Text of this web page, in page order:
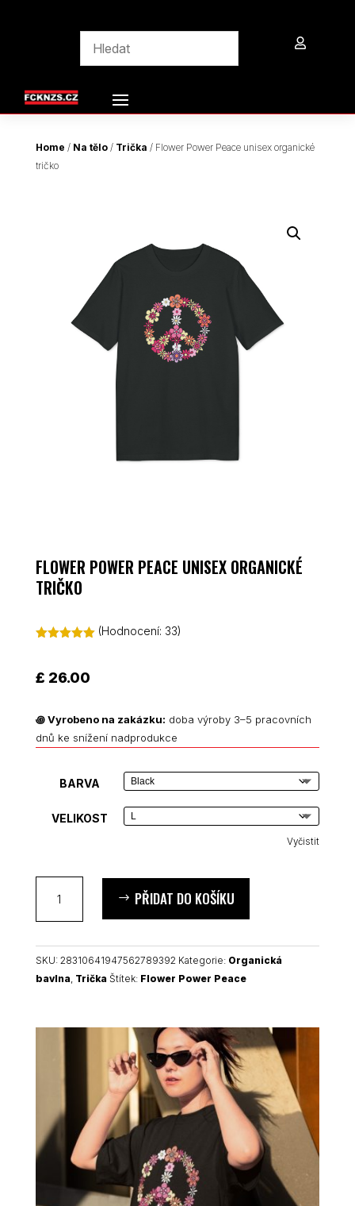

Home / Na tělo/ Trička / Flower Power Peace unisex organické
tričko
FLOWER POWER PEACE UNISEX ORGANICKÉ
TRIČKO
základě
hodnocení
(Hodnocení: 33)
£ 26.00
꩜Vyrobeno na zakázku: doba výroby 3–5 pracovních
dnů ke snížení nadprodukce
BARVA
VELIKOST
Vyčistit
Power
Peace
organické
tričko
PŘIDAT DO KOŠÍKU
SKU: 28310641947562789392 Kategorie: Organická
bavlna Trička Štítek: Flower Power Peace